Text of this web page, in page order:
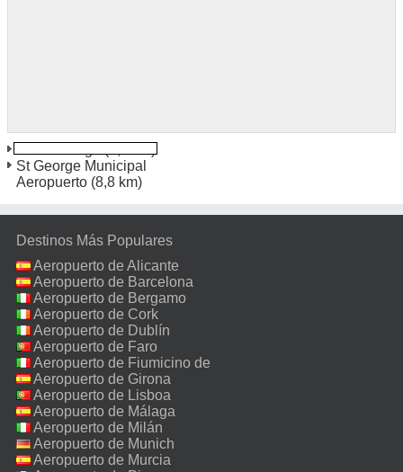
St George Municipal
Aeropuerto (8,8 km)
Destinos Más Populares
Aeropuerto de Alicante
Aeropuerto de Barcelona
Aeropuerto de Bergamo
Aeropuerto de Cork
Aeropuerto de Dublín
Aeropuerto de Faro
Aeropuerto de Fiumicino de
Roma
Aeropuerto de Girona
Aeropuerto de Lisboa
Aeropuerto de Málaga
Aeropuerto de Milán
Malpensa
Aeropuerto de Munich
Aeropuerto de Murcia